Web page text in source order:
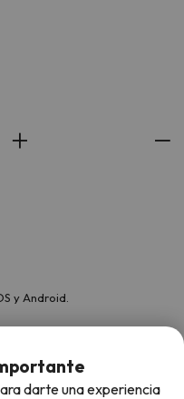
y Android.
darte una experiencia